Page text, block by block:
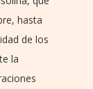
hasta
de los
la